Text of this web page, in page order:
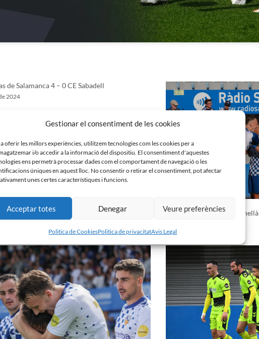
Gestionar el consentiment de les cookies
oferir les millors experiències, utilitzem tecnologies com les cookies per a
i/o accedir a la informació del dispositiu. El consentiment d'aquestes
ens permetrà processar dades com el comportament de navegació o les
úniques en aquest lloc. No consentir o retirar el consentiment, pot afectar
unes certes característiques i funcions.
Acceptar totes Denegar Veure preferències
Politica de CookiesPolitica de privacitatAvis Legal
de Salamanca 4 – 0 CE Sabadell
2024
CE Sabadell 2 – 1 UE Cornellà